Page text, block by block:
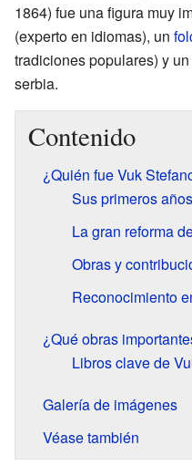
1864) fue una figura muy
(experto en idiomas), un
tradiciones populares) y
serbia.
Contenido
¿Quién fue Vuk
Sus primeros
La gran reforma
Obras y
Reconocimiento
¿Qué obras
Libros clave de
Galería de imágenes
Véase también